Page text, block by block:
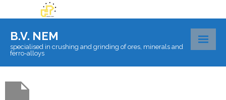
B.V. NEM
specialised in crushing and grinding of ores, minerals and
ferro-alloys